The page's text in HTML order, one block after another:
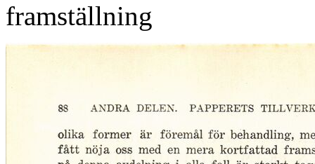
framställning